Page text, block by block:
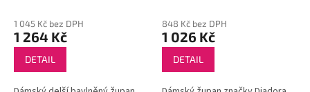
1 045 Kč bez DPH
1 264 Kč
DETAIL
848 Kč bez DPH
1 026 Kč
DETAIL